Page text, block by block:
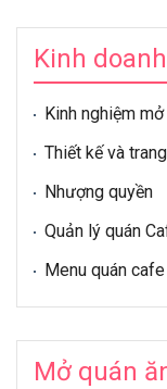
Kinh
Kinh nghiệm
Thiết kế và
Nhượng quyền
Quản lý quán
Menu quán cafe
Mở quán